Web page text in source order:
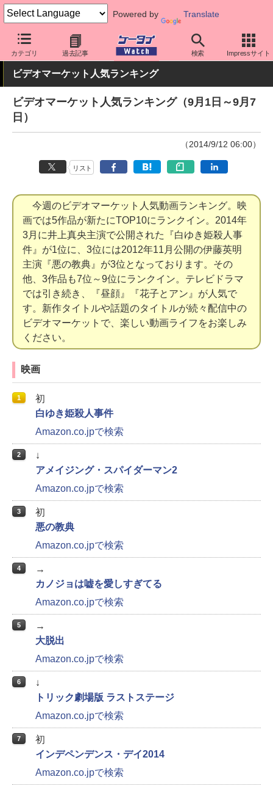
Powered by Translate
カテゴリ 過去記事 検索 Impressサイト
ケータイ Watch 業界動向 調査
ビデオマーケット人気ランキング
ビデオマーケット人気ランキング（9月1日～9月7
日）
（2014/9/12 06:00）
リスト
今週のビデオマーケット人気動画ランキング。映
画では5作品が新たにTOP10にランクイン。2014年
3月に井上真央主演で公開された『白ゆき姫殺人事
件』が1位に、3位には2012年11月公開の伊藤英明
主演『悪の教典』が3位となっております。その
他、3作品も7位～9位にランクイン。テレビドラマ
では引き続き、『昼顔』『花子とアン』が人気で
す。新作タイトルや話題のタイトルが続々配信中の
ビデオマーケットで、楽しい動画ライフをお楽しみ
ください。
映画
1
初
白ゆき姫殺人事件
Amazon.co.jpで検索
2
↓
アメイジング・スパイダーマン2
Amazon.co.jpで検索
3
初
悪の教典
Amazon.co.jpで検索
4
→
カノジョは嘘を愛しすぎてる
Amazon.co.jpで検索
5
→
大脱出
Amazon.co.jpで検索
6
↓
トリック劇場版 ラストステージ
Amazon.co.jpで検索
7
初
インデペンデンス・デイ2014
Amazon.co.jpで検索